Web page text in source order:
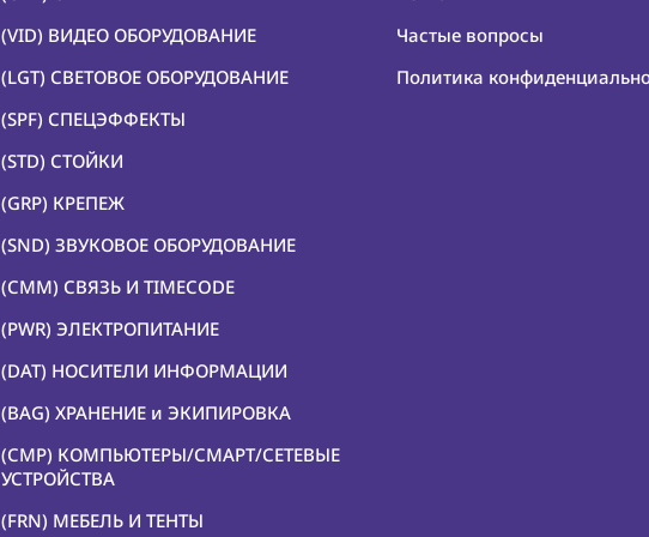
(VID) ВИДЕО ОБОРУДОВАНИЕ
(LGT) СВЕТОВОЕ ОБОРУДОВАНИЕ
(SPF) СПЕЦЭФФЕКТЫ
(STD) СТОЙКИ
(GRP) КРЕПЕЖ
(SND) ЗВУКОВОЕ ОБОРУДОВАНИЕ
(CMM) СВЯЗЬ И TIMECODE
(PWR) ЭЛЕКТРОПИТАНИЕ
(DAT) НОСИТЕЛИ ИНФОРМАЦИИ
(BAG) ХРАНЕНИЕ и ЭКИПИРОВКА
(CMP) КОМПЬЮТЕРЫ/СМАРТ/СЕТЕВЫЕ
УСТРОЙСТВА
(FRN) МЕБЕЛЬ И ТЕНТЫ
Частые вопросы
Политика